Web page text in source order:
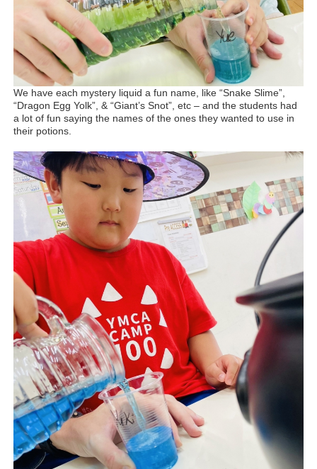
We have each mystery liquid a fun name, like “Snake Slime”,
“Dragon Egg Yolk”, & “Giant’s Snot”, etc – and the students had
a lot of fun saying the names of the ones they wanted to use in
their potions.